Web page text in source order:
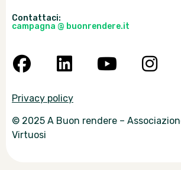
Contattaci:
campagna @ buonrendere.it
Privacy policy
© 2025 A Buon rendere –
Virtuosi